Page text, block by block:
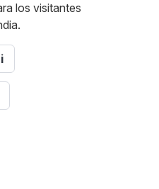
los visitantes